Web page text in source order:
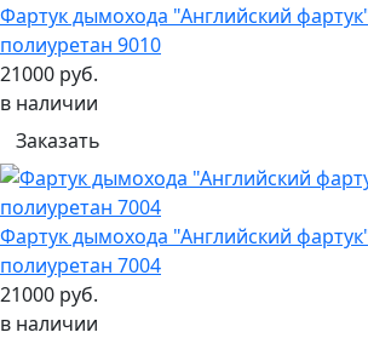
Фартук дымохода "Английский
полиуретан 9010
21000 руб.
в наличии
Заказать
Фартук дымохода "Английский
полиуретан 7004
21000 руб.
в наличии